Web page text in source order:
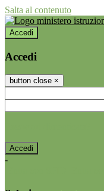
Salta al contenuto
Accedi
Accedi
button close ×
-